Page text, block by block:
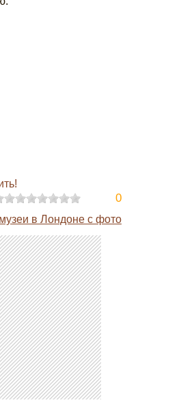
0
музеи в Лондоне с фото